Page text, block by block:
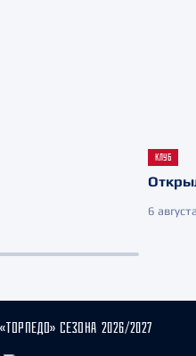
КЛУБ
6
СЕЗОНА 2026/2027